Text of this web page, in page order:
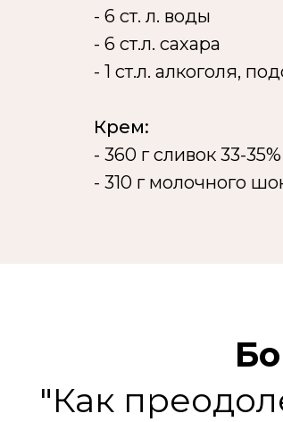
- 6 ст. л. воды
- 6 ст.л. сахара
- 1 ст.л. алкоголя,
Крем:
- 360 г сливок 33-35%
- 310 г молочного
"Как